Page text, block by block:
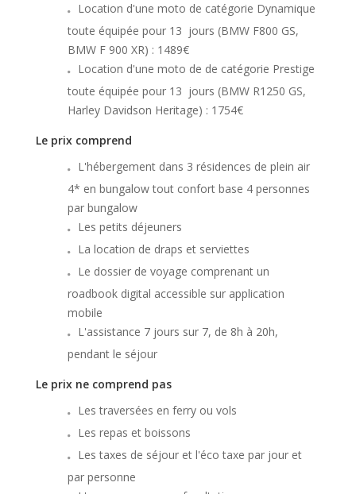
Location d'une moto de catégorie Dynamique
toute équipée pour 13 jours (BMW F800 GS,
BMW F 900 XR) : 1489€
Location d'une moto de de catégorie Prestige
toute équipée pour 13 jours (BMW R1250 GS,
Harley Davidson Heritage) : 1754€
Le prix comprend
L'hébergement dans 3 résidences de plein air
4* en bungalow tout confort base 4 personnes
par bungalow
Les petits déjeuners
La location de draps et serviettes
Le dossier de voyage comprenant un
roadbook digital accessible sur application
mobile
L'assistance 7 jours sur 7, de 8h à 20h,
pendant le séjour
Le prix ne comprend pas
Les traversées en ferry ou vols
Les repas et boissons
Les taxes de séjour et l'éco taxe par jour et
par personne